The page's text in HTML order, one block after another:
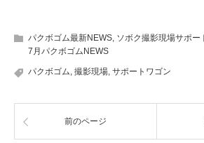
パクボゴム最新NEWS, ソボク撮影現場サポー
7月パクボゴムNEWS
パクボゴム, 撮影現場, サポートワゴン
前のページ